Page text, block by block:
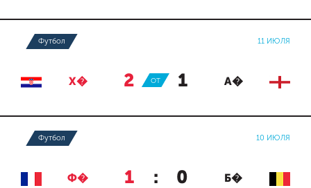
Футбол 11 ИЮЛЯ
Х� 2 : 1 А�
ОТ
Футбол 10 ИЮЛЯ
Ф� 1 : 0 Б�